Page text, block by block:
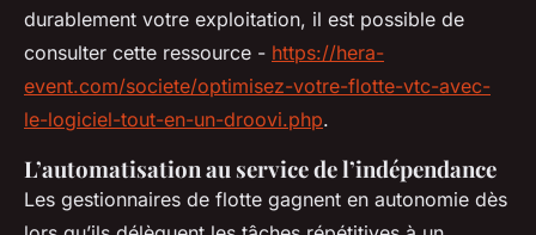
durablement votre exploitation, il est possible de
consulter cette ressource - https://hera-
event.com/societe/optimisez-votre-flotte-vtc-avec-
le-logiciel-tout-en-un-droovi.php.
L’automatisation au service de l’indépendance
Les gestionnaires de flotte gagnent en autonomie dès